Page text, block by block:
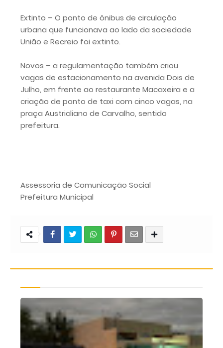
Extinto – O ponto de ônibus de circulação
urbana que funcionava ao lado da sociedade
União e Recreio foi extinto.
Novos – a regulamentação também criou
vagas de estacionamento na avenida Dois de
Julho, em frente ao restaurante Macaxeira e a
criação de ponto de taxi com cinco vagas, na
praça Austricliano de Carvalho, sentido
prefeitura.
Assessoria de Comunicação Social
Prefeitura Municipal